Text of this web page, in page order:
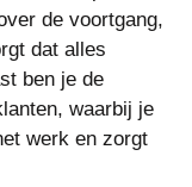
de voortgang,
dat alles
ben je de
waarbij je
werk en zorgt